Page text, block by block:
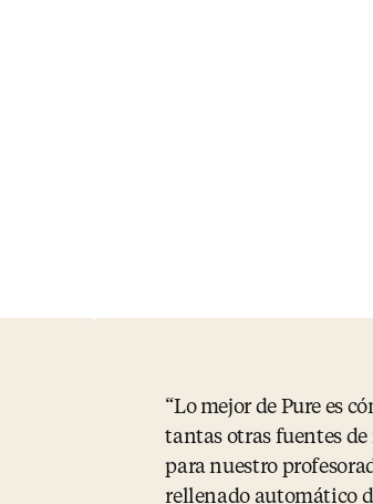
Lo mejor de Pure es
tantas otras fuentes
para nuestro
rellenado automático